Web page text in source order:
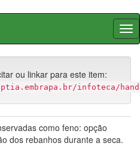
ou linkar para este item:
infoteca/
como feno: opção
dos rebanhos durante a seca.